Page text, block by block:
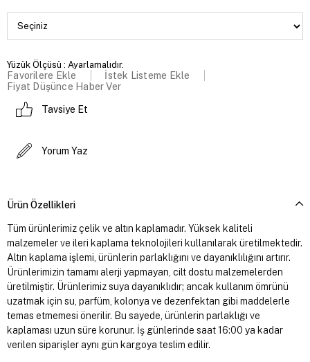
Yüzük Ölçüsü : Ayarlamalıdır.
Favorilere Ekle
İstek Listeme Ekle
Fiyat Düşünce Haber Ver
Tavsiye Et
Yorum Yaz
Ürün Özellikleri
Tüm ürünlerimiz çelik ve altın kaplamadır. Yüksek kaliteli
malzemeler ve ileri kaplama teknolojileri kullanılarak üretilmektedir.
Altın kaplama işlemi, ürünlerin parlaklığını ve dayanıklılığını artırır.
Ürünlerimizin tamamı alerji yapmayan, cilt dostu malzemelerden
üretilmiştir. Ürünlerimiz suya dayanıklıdır; ancak kullanım ömrünü
uzatmak için su, parfüm, kolonya ve dezenfektan gibi maddelerle
temas etmemesi önerilir. Bu sayede, ürünlerin parlaklığı ve
kaplaması uzun süre korunur. İş günlerinde saat 16:00 ya kadar
verilen siparişler aynı gün kargoya teslim edilir.